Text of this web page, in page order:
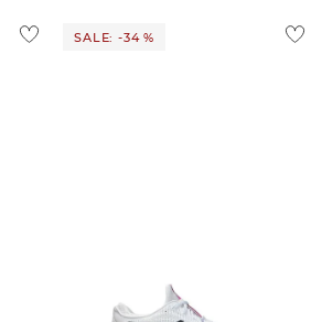
SALE: -34 %